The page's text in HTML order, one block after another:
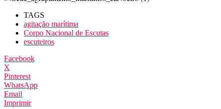
TAGS
agitação marítima
Corpo Nacional de Escutas
escuteiros
Facebook
X
Pinterest
WhatsApp
Email
Imprimir